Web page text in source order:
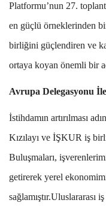
Platformu’nun 27.
en güçlü örneklerinden
birliğini güçlendiren ve
ortaya koyan önemli bir
Avrupa Delegasyonu
İstihdamın artırılması
Kızılayı ve İŞKUR iş
Buluşmaları,
getirerek yerel